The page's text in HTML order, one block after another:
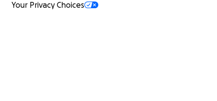
Your Privacy Choices